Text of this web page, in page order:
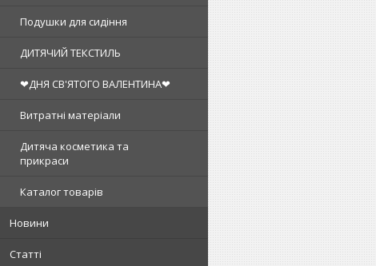
Подушки для сидіння
ДИТЯЧИЙ ТЕКСТИЛЬ
❤ДНЯ СВ'ЯТОГО ВАЛЕНТИНА❤
Витратні матеріали
Дитяча косметика та
прикраси
Каталог товарів
Новини
Статті